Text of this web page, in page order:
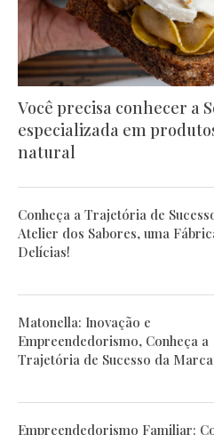
Você precisa conhecer a
especializada em
natural
Conheça a Trajetória de
Atelier dos Sabores, uma
Delícias!
Matonella: Inovação e
Empreendedorismo, Conheça a
Trajetória de Sucesso da
Empreendedorismo Familiar: